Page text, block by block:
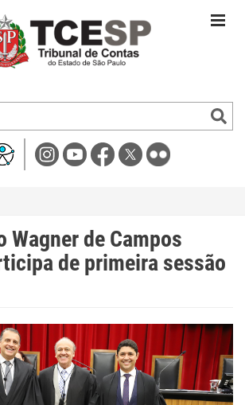
Wagner de Campos
de primeira sessão